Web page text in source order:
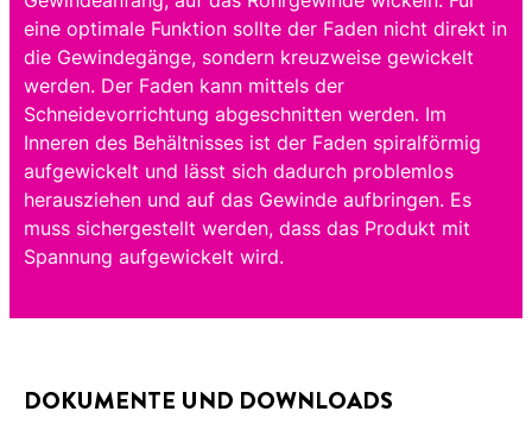
eine optimale Funktion sollte der Faden nicht direkt in
die Gewindegänge, sondern kreuzweise gewickelt
werden. Der Faden kann mittels der
Schneidevorrichtung abgeschnitten werden. Im
Inneren des Behältnisses ist der Faden spiralförmig
aufgewickelt und lässt sich dadurch problemlos
herausziehen und auf das Gewinde aufbringen. Es
muss sichergestellt werden, dass das Produkt mit
Spannung aufgewickelt wird.
DOKUMENTE UND DOWNLOADS